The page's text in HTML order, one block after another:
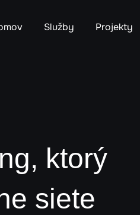
Služby Projekty
ktorý
siete